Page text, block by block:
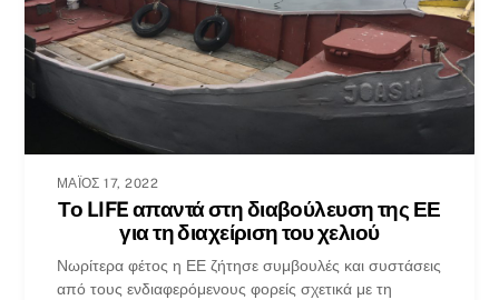
ΜΆΙΟΣ 17, 2022
Το LIFE απαντά στη διαβούλευση της ΕΕ
για τη διαχείριση του χελιού
Νωρίτερα φέτος η ΕΕ ζήτησε συμβουλές και συστάσεις
από τους ενδιαφερόμενους φορείς σχετικά με τη